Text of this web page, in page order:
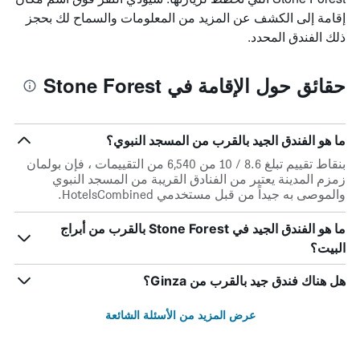
إقامة إلى الكشف عن المزيد من المعلومات والسماح لك بحجز
ذلك الفندق المحدد.
حقائق حول الإقامة في Stone Forest
ما هو الفندق الجيد بالقرب من المسجد النبوي؟
بنقاط تقييم تبلغ 8.6 / 10 من 6,540 من التقييمات ، فإن بولمان
زمزم المدينة يعتبر من الفنادق القريبة من المسجد النبوي
والموصى به جيداً من قبل مستخدمي HotelsCombined.
ما هو الفندق الجيد في Stone Forest بالقرب من أبراج
البيت؟
هل هناك فندق جيد بالقرب من Ginza؟
عرض المزيد من الأسئلة الشائعة